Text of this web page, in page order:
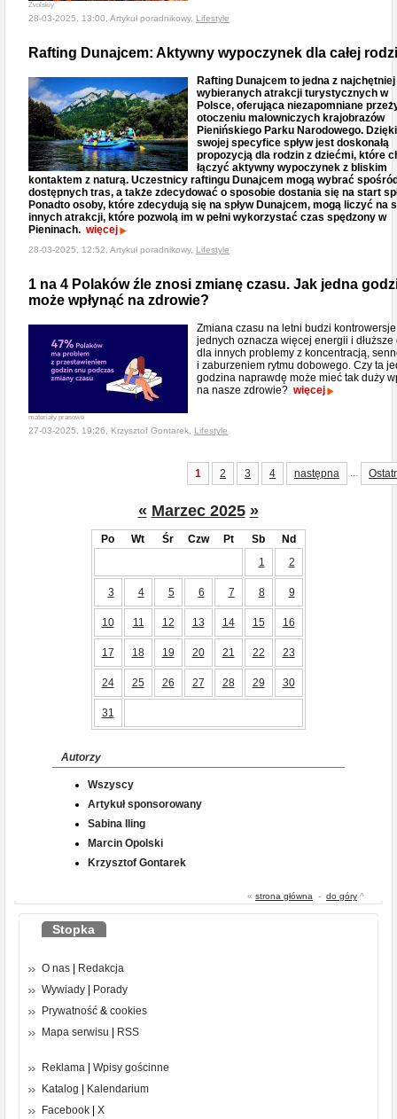
Zvolskiy
28-03-2025, 13:00, Artykuł poradnikowy, Lifestyle
Rafting Dunajcem: Aktywny wypoczynek dla całej
Rafting Dunajcem to jedna z najchętniej
wybieranych atrakcji turystycznych w
Polsce, oferująca niezapomniane
otoczeniu malowniczych krajobrazów
Pienińskiego Parku Narodowego. Dzięki
swojej specyfice spływ jest doskonałą
propozycją dla rodzin z dziećmi, które
łączyć aktywny wypoczynek z bliskim
kontaktem z naturą. Uczestnicy raftingu Dunajcem mogą wybrać
dostępnych tras, a także zdecydować o sposobie dostania się na start
Ponadto osoby, które zdecydują się na spływ Dunajcem, mogą liczyć na
innych atrakcji, które pozwolą im w pełni wykorzystać czas spędzony w
Pieninach. więcej
28-03-2025, 12:52, Artykuł poradnikowy, Lifestyle
1 na 4 Polaków źle znosi zmianę czasu. Jak jedna
może wpłynąć na zdrowie?
materiały prasowe
Zmiana czasu na letni budzi
jednych oznacza więcej energii i dłuższe
dla innych problemy z koncentracją,
i zaburzeniem rytmu dobowego. Czy ta
godzina naprawdę może mieć tak duży
na nasze zdrowie? więcej
27-03-2025, 19:26, Krzysztof Gontarek, Lifestyle
1 2 3 4 następna ...
« Marzec 2025 »
Po Wt Śr Czw Pt Sb
Nd
1
2
3 4 5 6 7 8 9
10 11 12 13 14 15 16
17 18 19 20 21 22 23
24 25 26 27 28 29 30
31
Autorzy
Wszyscy
Artykuł sponsorowany
Sabina Iling
Marcin Opolski
Krzysztof Gontarek
« strona główna - do góry ^
Stopka
O nas | Redakcja
Wywiady | Porady
Prywatność & cookies
Mapa serwisu | RSS
Reklama | Wpisy gościnne
Katalog | Kalendarium
Facebook | X